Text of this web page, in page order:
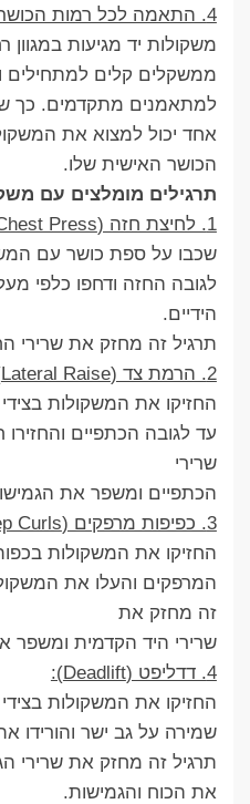
4. התאמה לכל רמות הכושר:
משקולות יד מגיעות
ממשקלים קלים למתחילים
למתאמנים מתקדמים. כך
אחד יכול למצוא את
הכושר האישית שלו.
תרגילים מומלצים עם
1. לחיצת חזה (Chest Press):
שכבו על ספת כושר עם
לגובה החזה ודחפו כלפי
הידיים.
תרגיל זה מחזק את שרירי
2. הרמת צד (Lateral Raise):
החזיקו את המשקולות
עד לגובה הכתפיים
שרירי
הכתפיים ומשפר את
3. כפיפות מרפקים (Bicep Curls):
החזיקו את המשקולות
המרפקים והעלו את
זה מחזק את
שרירי היד הקדמית ומשפר
4. דדליפט (Deadlift):
החזיקו את המשקולות
שמירה על גב ישר והורידו
תרגיל זה מחזק את שרירי
את הכוח והגמישות.